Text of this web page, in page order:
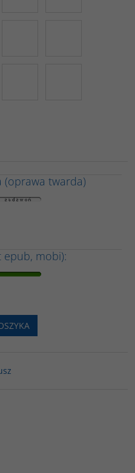
(oprawa twarda)
mobi):